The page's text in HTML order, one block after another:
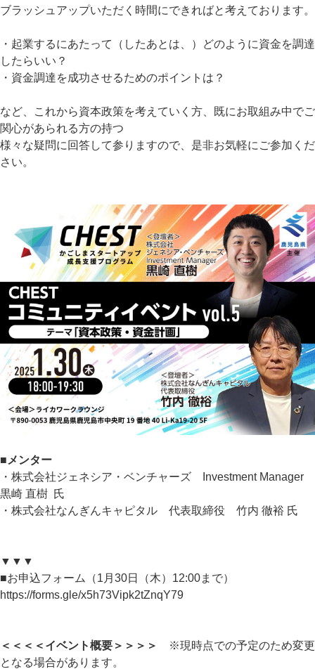
ブラッシュアップいただく時間にできればと考えております。
・起業するにあたって（したあとは、）どのように資金を調達
したらいい？
・資金調達を成功させるためのポイントは？
など、これから資本政策を考えていく方、既にお取組み中でご
関心があられる方の持つ
様々な疑問に回答して参りますので、是非お気軽にご参加くだ
さい。
■メンター
・株式会社ジェネシア・ベンチャーズ Investment Manager
黒崎 直樹 氏
・株式会社なんぎんキャピタル 代表取締役 竹内 徹裕 氏
▼▼▼
■お申込フォーム（1月30日（木）12:00まで）
https://forms.gle/x5h73Vipk2tZnqY79
＜＜＜＜イベント概要＞＞＞＞
※現時点での予定のため変更
となる場合があります。